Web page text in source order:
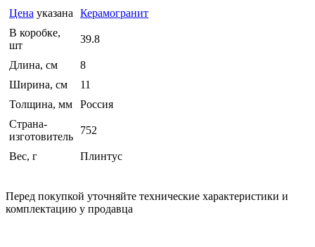
Цена указана Керамогранит
В коробке,
шт
39.8
Длина, см
8
Ширина, см
11
Толщина, мм
Россия
Страна-
изготовитель
752
Вес, г Плинтус
Перед покупкой уточняйте технические характеристики и
комплектацию у продавца